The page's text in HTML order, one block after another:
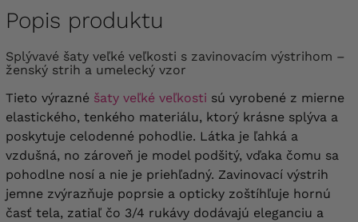
bicepsy
62
obvod hrudníka 154 cm
, obvod bedra
166 cm, dĺžka 140 cm , dĺžka rukáva 46 cm ,
bicepsy 62 cm
64
obvod hrudníka 158 cm , obvod bedra 172 cm
dĺžka
140 cm , dĺžka rukáva 46 cm , bicepsy
64 cm
Popis produktu
Splývavé šaty veľké veľkosti s zavinovacím výstrihom –
ženský strih a umelecký vzor
Tieto výrazné šaty veľké veľkosti sú vyrobené z mierne
elastického, tenkého materiálu, ktorý krásne splýva a
poskytuje celodenné pohodlie. Látka je ľahká a
vzdušná, no zároveň je model podšitý, vďaka čomu sa
pohodlne nosí a nie je priehľadný. Zavinovací výstrih
jemne zvýrazňuje poprsie a opticky zoštíhľuje hornú
časť tela, zatiaľ čo 3/4 rukávy dodávajú eleganciu a